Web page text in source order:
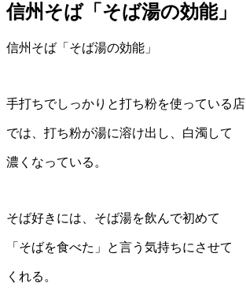
信州そば「そば湯の効能」
信州そば「そば湯の効能」
手打ちでしっかりと打ち粉を使っている店
では、打ち粉が湯に溶け出し、白濁して
濃くなっている。
そば好きには、そば湯を飲んで初めて
「そばを食べた」と言う気持ちにさせて
くれる。